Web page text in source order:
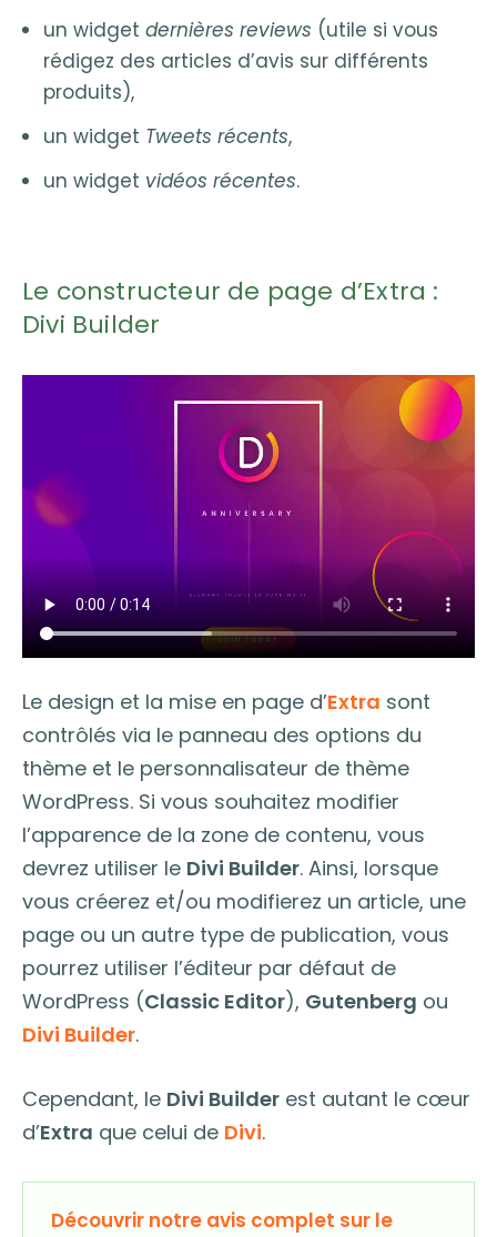
un widgetdernières reviews (utile si vous
rédigez des articles d’avis sur différents
produits),
un widget Tweets récents,
un widget vidéos récentes.
Le constructeur de page d’Extra :
Divi Builder
Le design et la mise en page d’Extra sont
contrôlés via le panneau des options du
thème et le personnalisateur de thème
WordPress. Si vous souhaitez modifier
l’apparence de la zone de contenu, vous
devrez utiliser le Divi Builder. Ainsi, lorsque
vous créerez et/ou modifierez un article, une
page ou un autre type de publication, vous
pourrez utiliser l’éditeur par défaut de
WordPress (Classic Editor), Gutenberg ou
Divi Builder.
Cependant, le Divi Builder est autant le cœur
d’Extra que celui de Divi.
Découvrir notre avis complet sur le